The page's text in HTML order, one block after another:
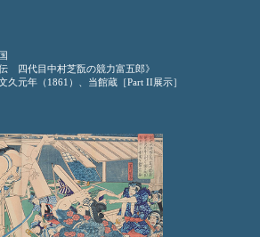
伝 四代目中村芝翫の競力富五郎》
久元年（1861）、当館蔵［Part II展示］